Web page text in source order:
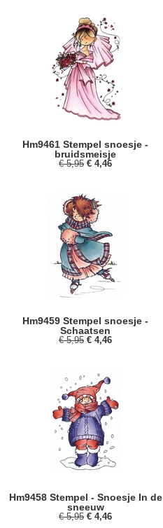
Hm9461 Stempel snoesje -
bruidsmeisje
€ 5,95 € 4,46
Hm9459 Stempel snoesje -
Schaatsen
€ 5,95 € 4,46
Hm9458 Stempel - Snoesje In de
sneeuw
€ 5,95 € 4,46